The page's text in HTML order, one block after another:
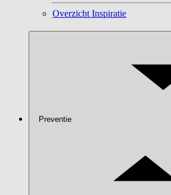
Overzicht Inspiratie
Preventie